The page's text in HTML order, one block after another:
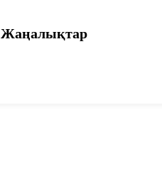
Жаңалықтар